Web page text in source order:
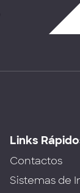
Links
Contactos
Sistemas de